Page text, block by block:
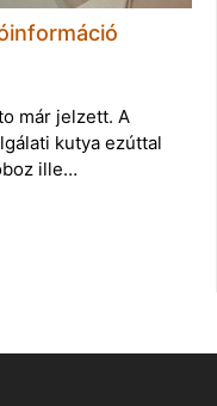
már jelzett. A
kutya ezúttal
ille…